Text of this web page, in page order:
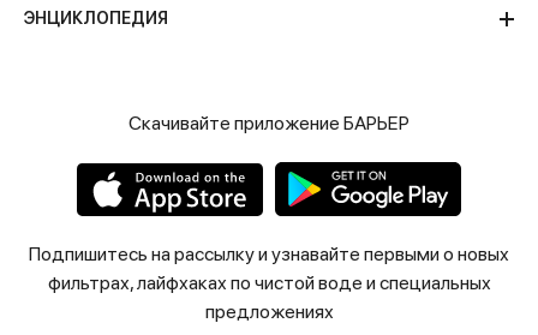
ЭНЦИКЛОПЕДИЯ
Скачивайте приложение БАРЬЕР
Подпишитесь на рассылку и узнавайте первыми о новых
фильтрах, лайфхаках по чистой воде и специальных
предложениях